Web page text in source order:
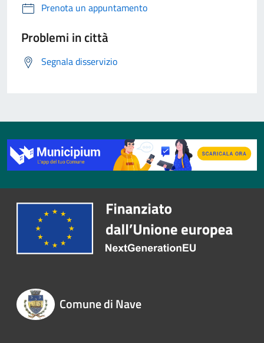
Prenota un appuntamento
Problemi in città
Segnala disservizio
Comune di Nave